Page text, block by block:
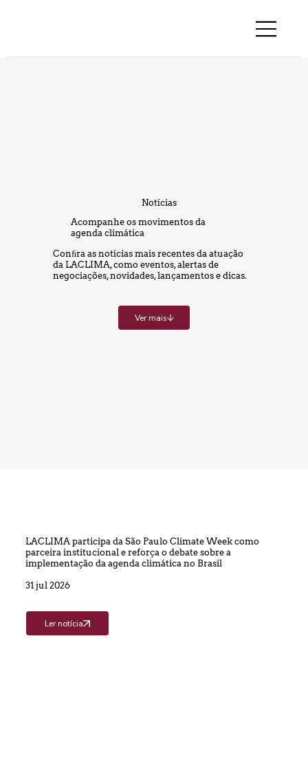
Notícias
Acompanhe os movimentos da
agenda climática
Conﬁra as notícias mais recentes da atuação
da LACLIMA, como eventos, alertas de
negociações, novidades, lançamentos e dicas.
Ver mais
LACLIMA participa da São Paulo Climate Week como
parceira institucional e reforça o debate sobre a
implementação da agenda climática no Brasil
31 jul 2026
Ler notícia